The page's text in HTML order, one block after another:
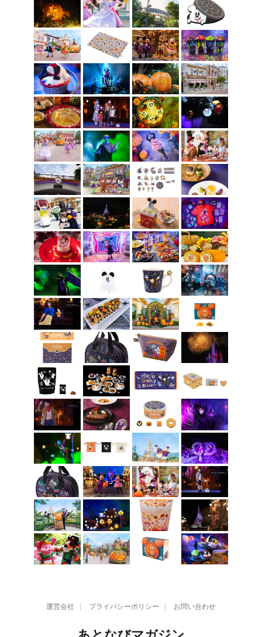
運営会社 プライバシーポリシー お問い合わせ